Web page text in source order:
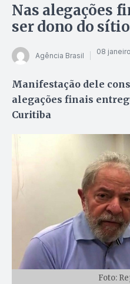
Nas alegações
ser dono do
Agência Brasil 08
Manifestação dele
alegações finais
Curitiba
Foto: